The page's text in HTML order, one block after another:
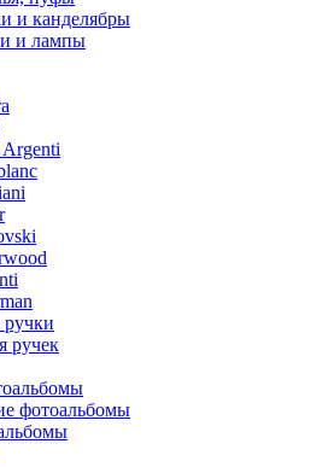
и канделябры
и лампы
ручек
фотоальбомы